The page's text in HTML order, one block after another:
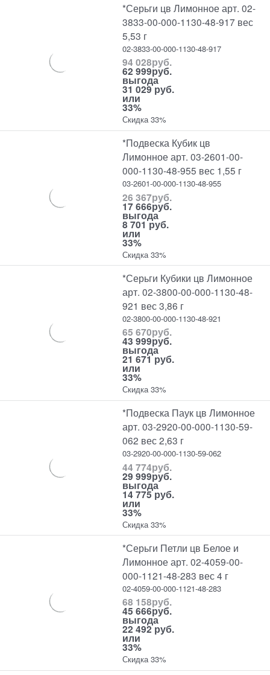
*Серьги цв Лимонное арт. 02-
3833-00-000-1130-48-917 вес
5,53 г
02-3833-00-000-1130-48-917
94 028руб.
62 999руб.
выгода
31 029 руб.
или
33%
Скидка 33%
*Подвеска Кубик цв
Лимонное арт. 03-2601-00-
000-1130-48-955 вес 1,55 г
03-2601-00-000-1130-48-955
26 367руб.
17 666руб.
выгода
8 701 руб.
или
33%
Скидка 33%
*Серьги Кубики цв Лимонное
арт. 02-3800-00-000-1130-48-
921 вес 3,86 г
02-3800-00-000-1130-48-921
65 670руб.
43 999руб.
выгода
21 671 руб.
или
33%
Скидка 33%
*Подвеска Паук цв Лимонное
арт. 03-2920-00-000-1130-59-
062 вес 2,63 г
03-2920-00-000-1130-59-062
44 774руб.
29 999руб.
выгода
14 775 руб.
или
33%
Скидка 33%
*Серьги Петли цв Белое и
Лимонное арт. 02-4059-00-
000-1121-48-283 вес 4 г
02-4059-00-000-1121-48-283
68 158руб.
45 666руб.
выгода
22 492 руб.
или
33%
Скидка 33%